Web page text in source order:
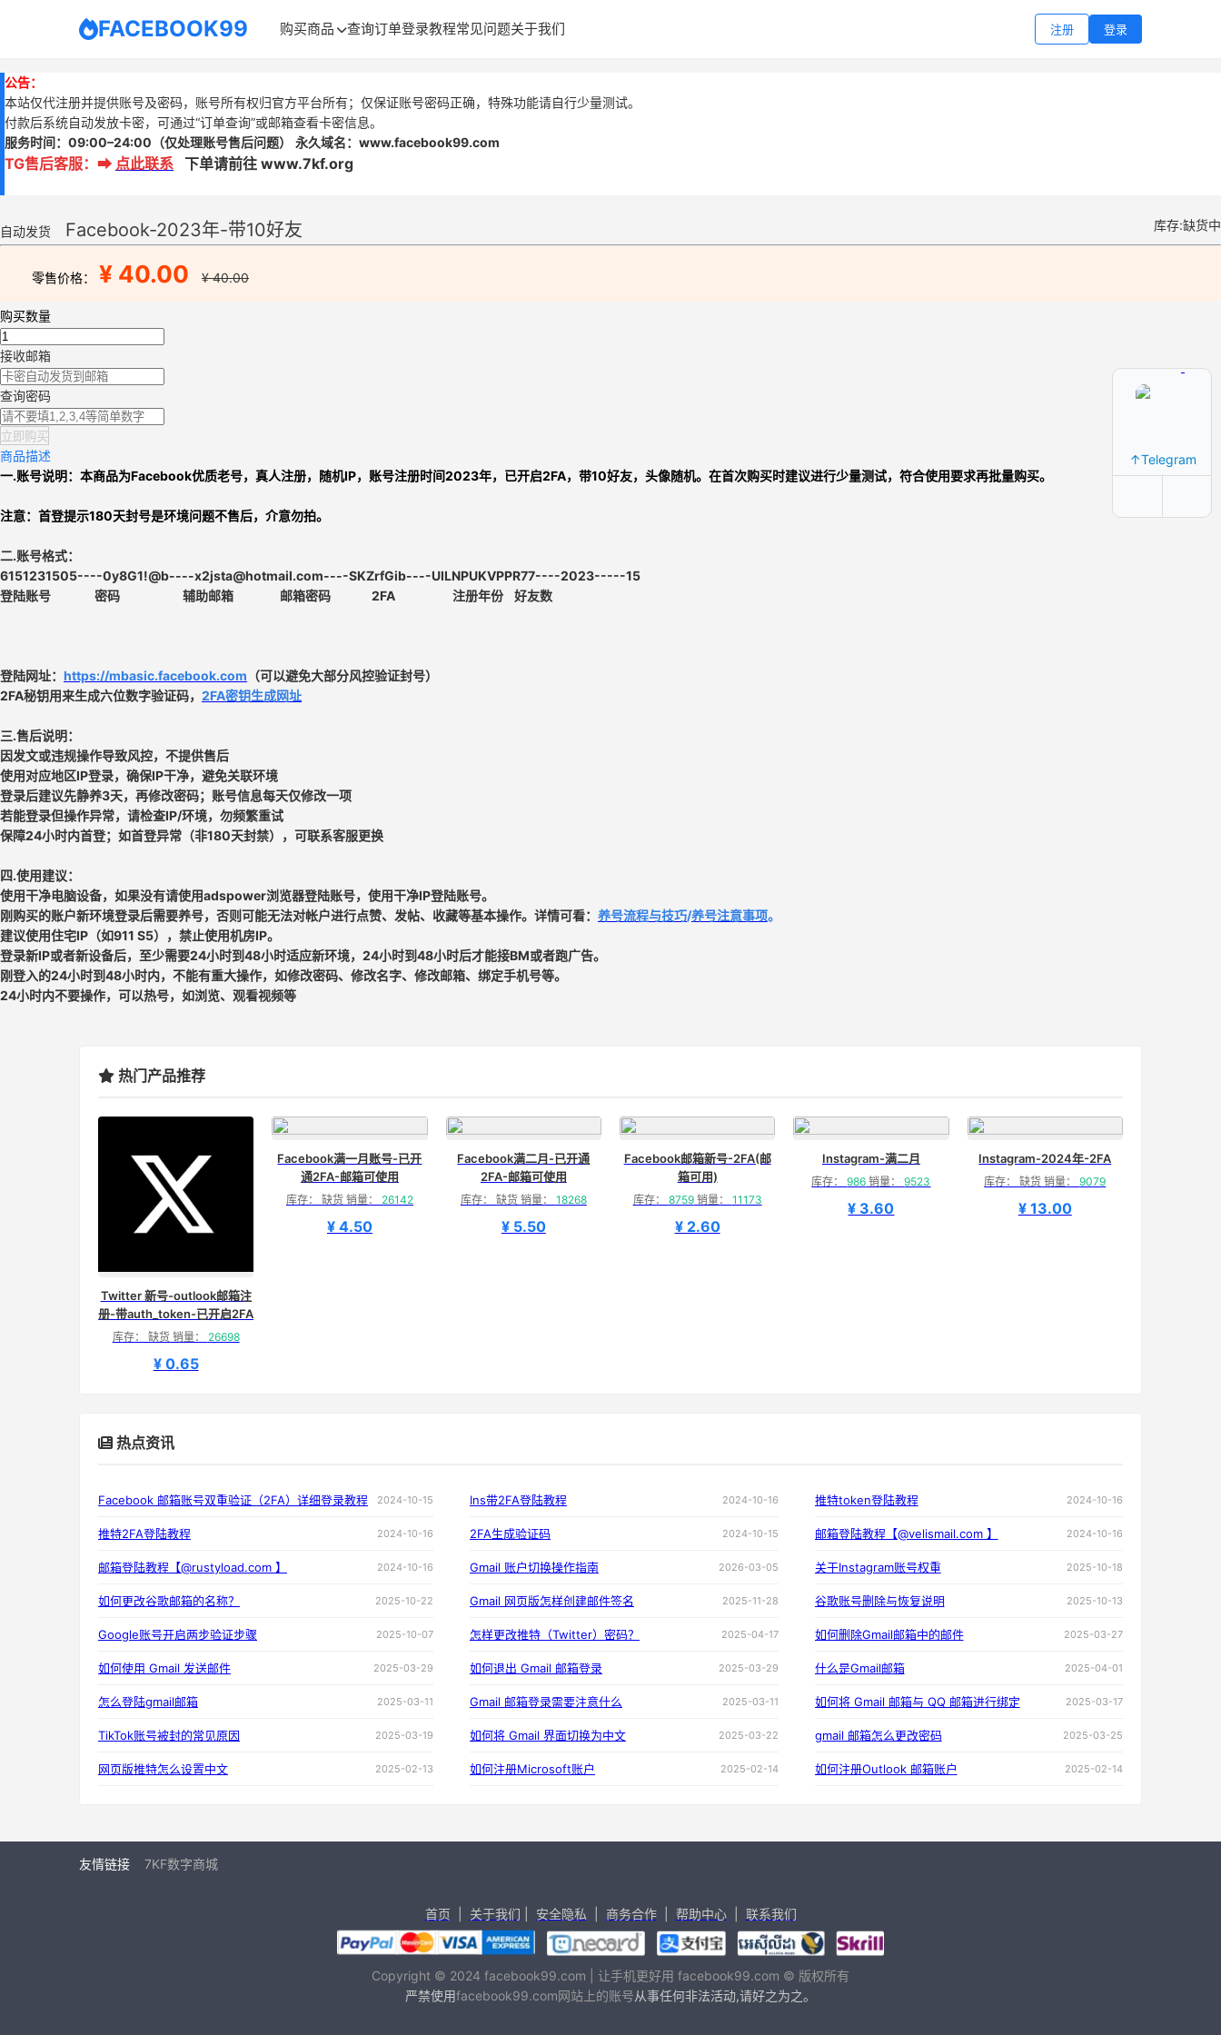
FACEBOOK99 购买商品 查询订单登录教程常见问题关于我们 注册 登录
公告：
本站仅代注册并提供账号及密码，账号所有权归官方平台所有；仅保证账号密码正确，特殊功能请自行少量测试。
付款后系统自动发放卡密，可通过“订单查询”或邮箱查看卡密信息。
服务时间： 09:00–24:00 （仅处理账号售后问题） 永久域名：www.facebook99.com
TG售后客服： ➡ 点此联系 下单请前往 www.7kf.org
自动发货 Facebook-2023年-带10好友 库存:缺货中
零售价格： ¥ 40.00 ¥ 40.00
购买数量
接收邮箱
查询密码
立即购买
商品描述
一.账号说明：本商品为Facebook优质老号， 真人注册， 随机IP， 账号注册时间2023年，已开启2FA，带10好友，头像随机。在首次购买时建议进行少量测试，符合使用要求再批量购买。
注意： 首登提示180天封号是环境问题不售后，介意勿拍。
二.账号格式：
6151231505----0y8G1!@b----x2jsta@hotmail.com----SKZrfGib----UILNPUKVPPR77----2023-----15
登陆账号 密码 辅助邮箱 邮箱密码 2FA 注册年份 好友数
登陆网址： https://mbasic.facebook.com （可以避免大部分风控验证封号）
2FA秘钥用来生成六位数字验证码， 2FA密钥生成网址
三.售后说明：
因发文或违规操作导致风控，不提供售后
使用对应地区IP登录，确保IP干净，避免关联环境
登录后建议先静养3天，再修改密码；账号信息每天仅修改一项
若能登录但操作异常，请检查IP/环境，勿频繁重试
保障24小时内首登；如首登异常（非180天封禁），可联系客服更换
四.使用建议：
使用干净电脑设备，如果没有请使用adspower浏览器登陆账号，使用干净IP登陆账号。
刚购买的账户新环境登录后需要养号，否则可能无法对帐户进行点赞、发帖、收藏等基本操作。详情可看： 养号流程与技巧/养号注意事项。
建议使用住宅IP（如911 S5），禁止使用机房IP。
登录新IP或者新设备后，至少需要24小时到48小时适应新环境，24小时到48小时后才能接BM或者跑广告。
刚登入的24小时到48小时内，不能有重大操作，如修改密码、修改名字、修改邮箱、绑定手机号等。
24小时内不要操作，可以热号，如浏览、观看视频等
热门产品推荐
Twitter 新号-outlook邮箱注
册-带auth_token-已开启2FA
库存： 缺货 销量： 26698
¥ 0.65
Facebook满一月账号-已开
通2FA-邮箱可使用
库存： 缺货 销量： 26142
¥ 4.50
Facebook满二月-已开通
2FA-邮箱可使用
库存： 缺货 销量： 18268
¥ 5.50
Facebook邮箱新号-2FA(邮
箱可用)
库存： 8759销量： 11173
¥ 2.60
Instagram-满二月
库存：986 销量：9523
¥ 3.60
Instagram-2024年-2FA
库存： 缺货 销量：9079
¥ 13.00
热点资讯
Facebook 邮箱账号双重验证（2FA）详细登录教程 2024-10-15 Ins带2FA登陆教程 2024-10-16 推特token登陆教程 2024-10-16
推特2FA登陆教程 2024-10-16 2FA生成验证码 2024-10-15 邮箱登陆教程【@velismail.com 】 2024-10-16
邮箱登陆教程【@rustyload.com 】 2024-10-16 Gmail 账户切换操作指南 2026-03-05 关于Instagram账号权重 2025-10-18
如何更改谷歌邮箱的名称？ 2025-10-22 Gmail 网页版怎样创建邮件签名 2025-11-28 谷歌账号删除与恢复说明 2025-10-13
Google账号开启两步验证步骤 2025-10-07 怎样更改推特（Twitter）密码？ 2025-04-17 如何删除Gmail邮箱中的邮件 2025-03-27
如何使用 Gmail 发送邮件 2025-03-29 如何退出 Gmail 邮箱登录 2025-03-29 什么是Gmail邮箱 2025-04-01
怎么登陆gmail邮箱 2025-03-11 Gmail 邮箱登录需要注意什么 2025-03-11 如何将 Gmail 邮箱与 QQ 邮箱进行绑定 2025-03-17
TikTok账号被封的常见原因 2025-03-19 如何将 Gmail 界面切换为中文 2025-03-22 gmail 邮箱怎么更改密码 2025-03-25
网页版推特怎么设置中文 2025-02-13 如何注册Microsoft账户 2025-02-14 如何注册Outlook 邮箱账户 2025-02-14
友情链接 7KF数字商城
首页 关于我们 安全隐私 商务合作| 帮助中心| 联系我们
Copyright © 2024 facebook99.com | 让手机更好用 facebook99.com © 版权所有
严禁使用facebook99.com网站上的账号从事任何非法活动,请好之为之。
↑Telegram